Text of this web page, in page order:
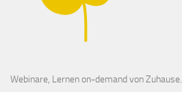
Webinare, Lernen on-demand von Zuhause.